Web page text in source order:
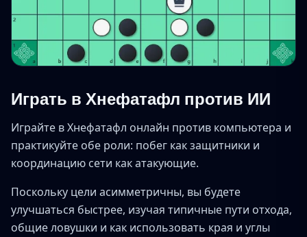
Играть в Хнефатафл против ИИ
Играйте в Хнефатафл онлайн против компьютера и
практикуйте обе роли: побег как защитники и
координацию сети как атакующие.
Поскольку цели асимметричны, вы будете
улучшаться быстрее, изучая типичные пути отхода,
общие ловушки и как использовать края и углы